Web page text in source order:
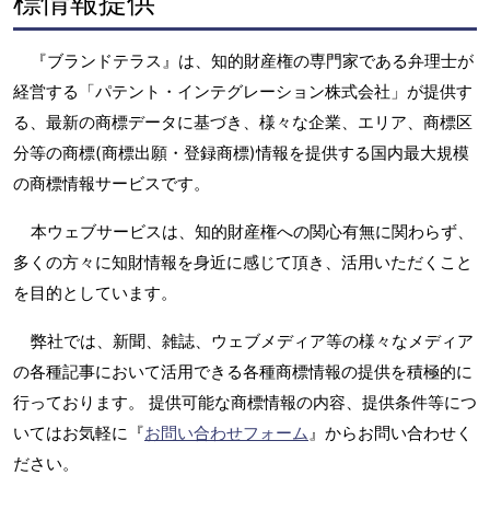
『ブランドテラス』は、知的財産権の専門家である弁理士が
経営する「パテント・インテグレーション株式会社」が提供す
る、最新の商標データに基づき、様々な企業、エリア、商標区
分等の商標(商標出願・登録商標)情報を提供する国内最大規模
の商標情報サービスです。
本ウェブサービスは、知的財産権への関心有無に関わらず、
多くの方々に知財情報を身近に感じて頂き、活用いただくこと
を目的としています。
弊社では、新聞、雑誌、ウェブメディア等の様々なメディア
の各種記事において活用できる各種商標情報の提供を積極的に
行っております。 提供可能な商標情報の内容、提供条件等につ
いてはお気軽に『お問い合わせフォーム』からお問い合わせく
ださい。